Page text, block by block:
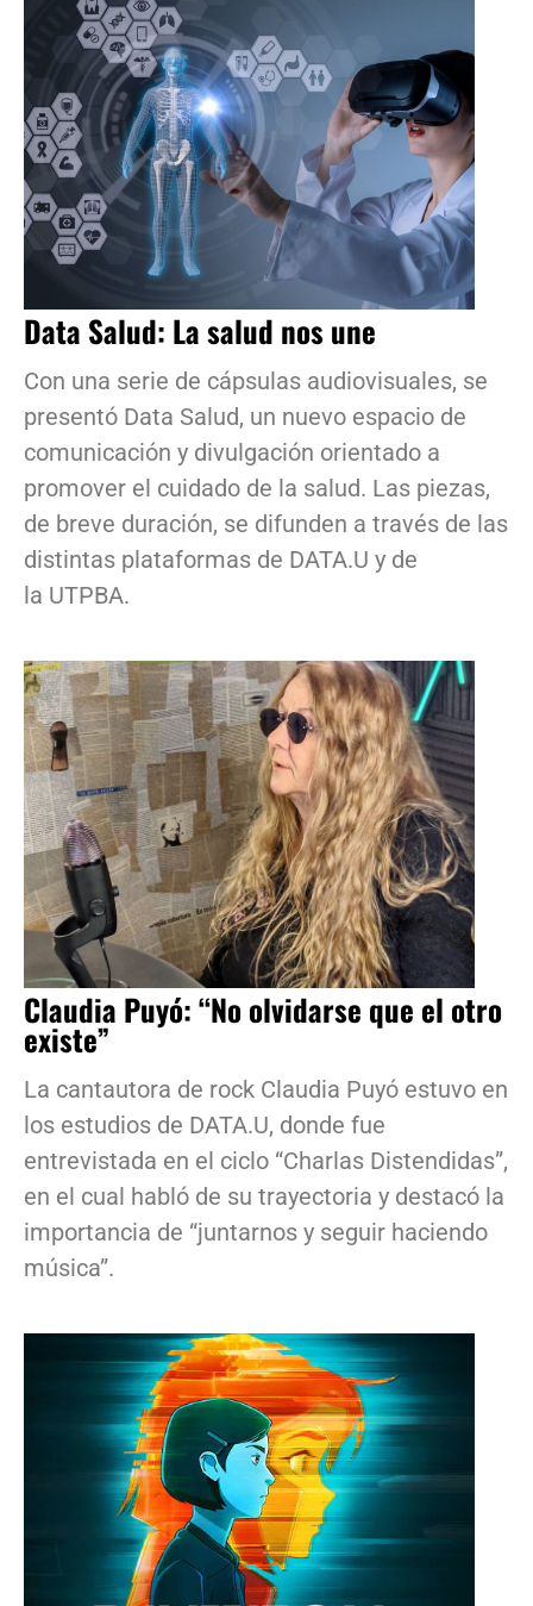
Data Salud: La salud nos une
Con una serie de cápsulas audiovisuales, se
presentó Data Salud, un nuevo espacio de
comunicación y divulgación orientado a
promover el cuidado de la salud. Las piezas,
de breve duración, se difunden a través de las
distintas plataformas de DATA.U y de
la UTPBA.
Claudia Puyó: “No olvidarse que el otro
existe”
La cantautora de rock Claudia Puyó estuvo en
los estudios de DATA.U, donde fue
entrevistada en el ciclo “Charlas Distendidas”,
en el cual habló de su trayectoria y destacó la
importancia de “juntarnos y seguir haciendo
música”.